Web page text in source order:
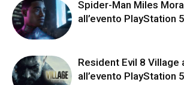
Spider-Man Miles
all’evento PlayStation 5
Resident Evil 8 Village
all’evento PlayStation 5